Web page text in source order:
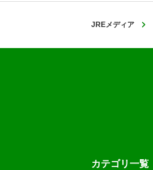
JREメディア
カテゴリ一覧